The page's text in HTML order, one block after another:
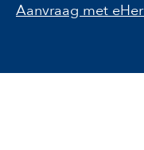
Aanvraag met